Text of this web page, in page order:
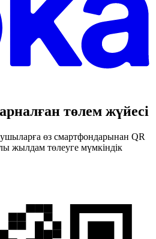
төлем жүйесі
өз смартфондарынан QR
жылдам төлеуге мүмкіндік